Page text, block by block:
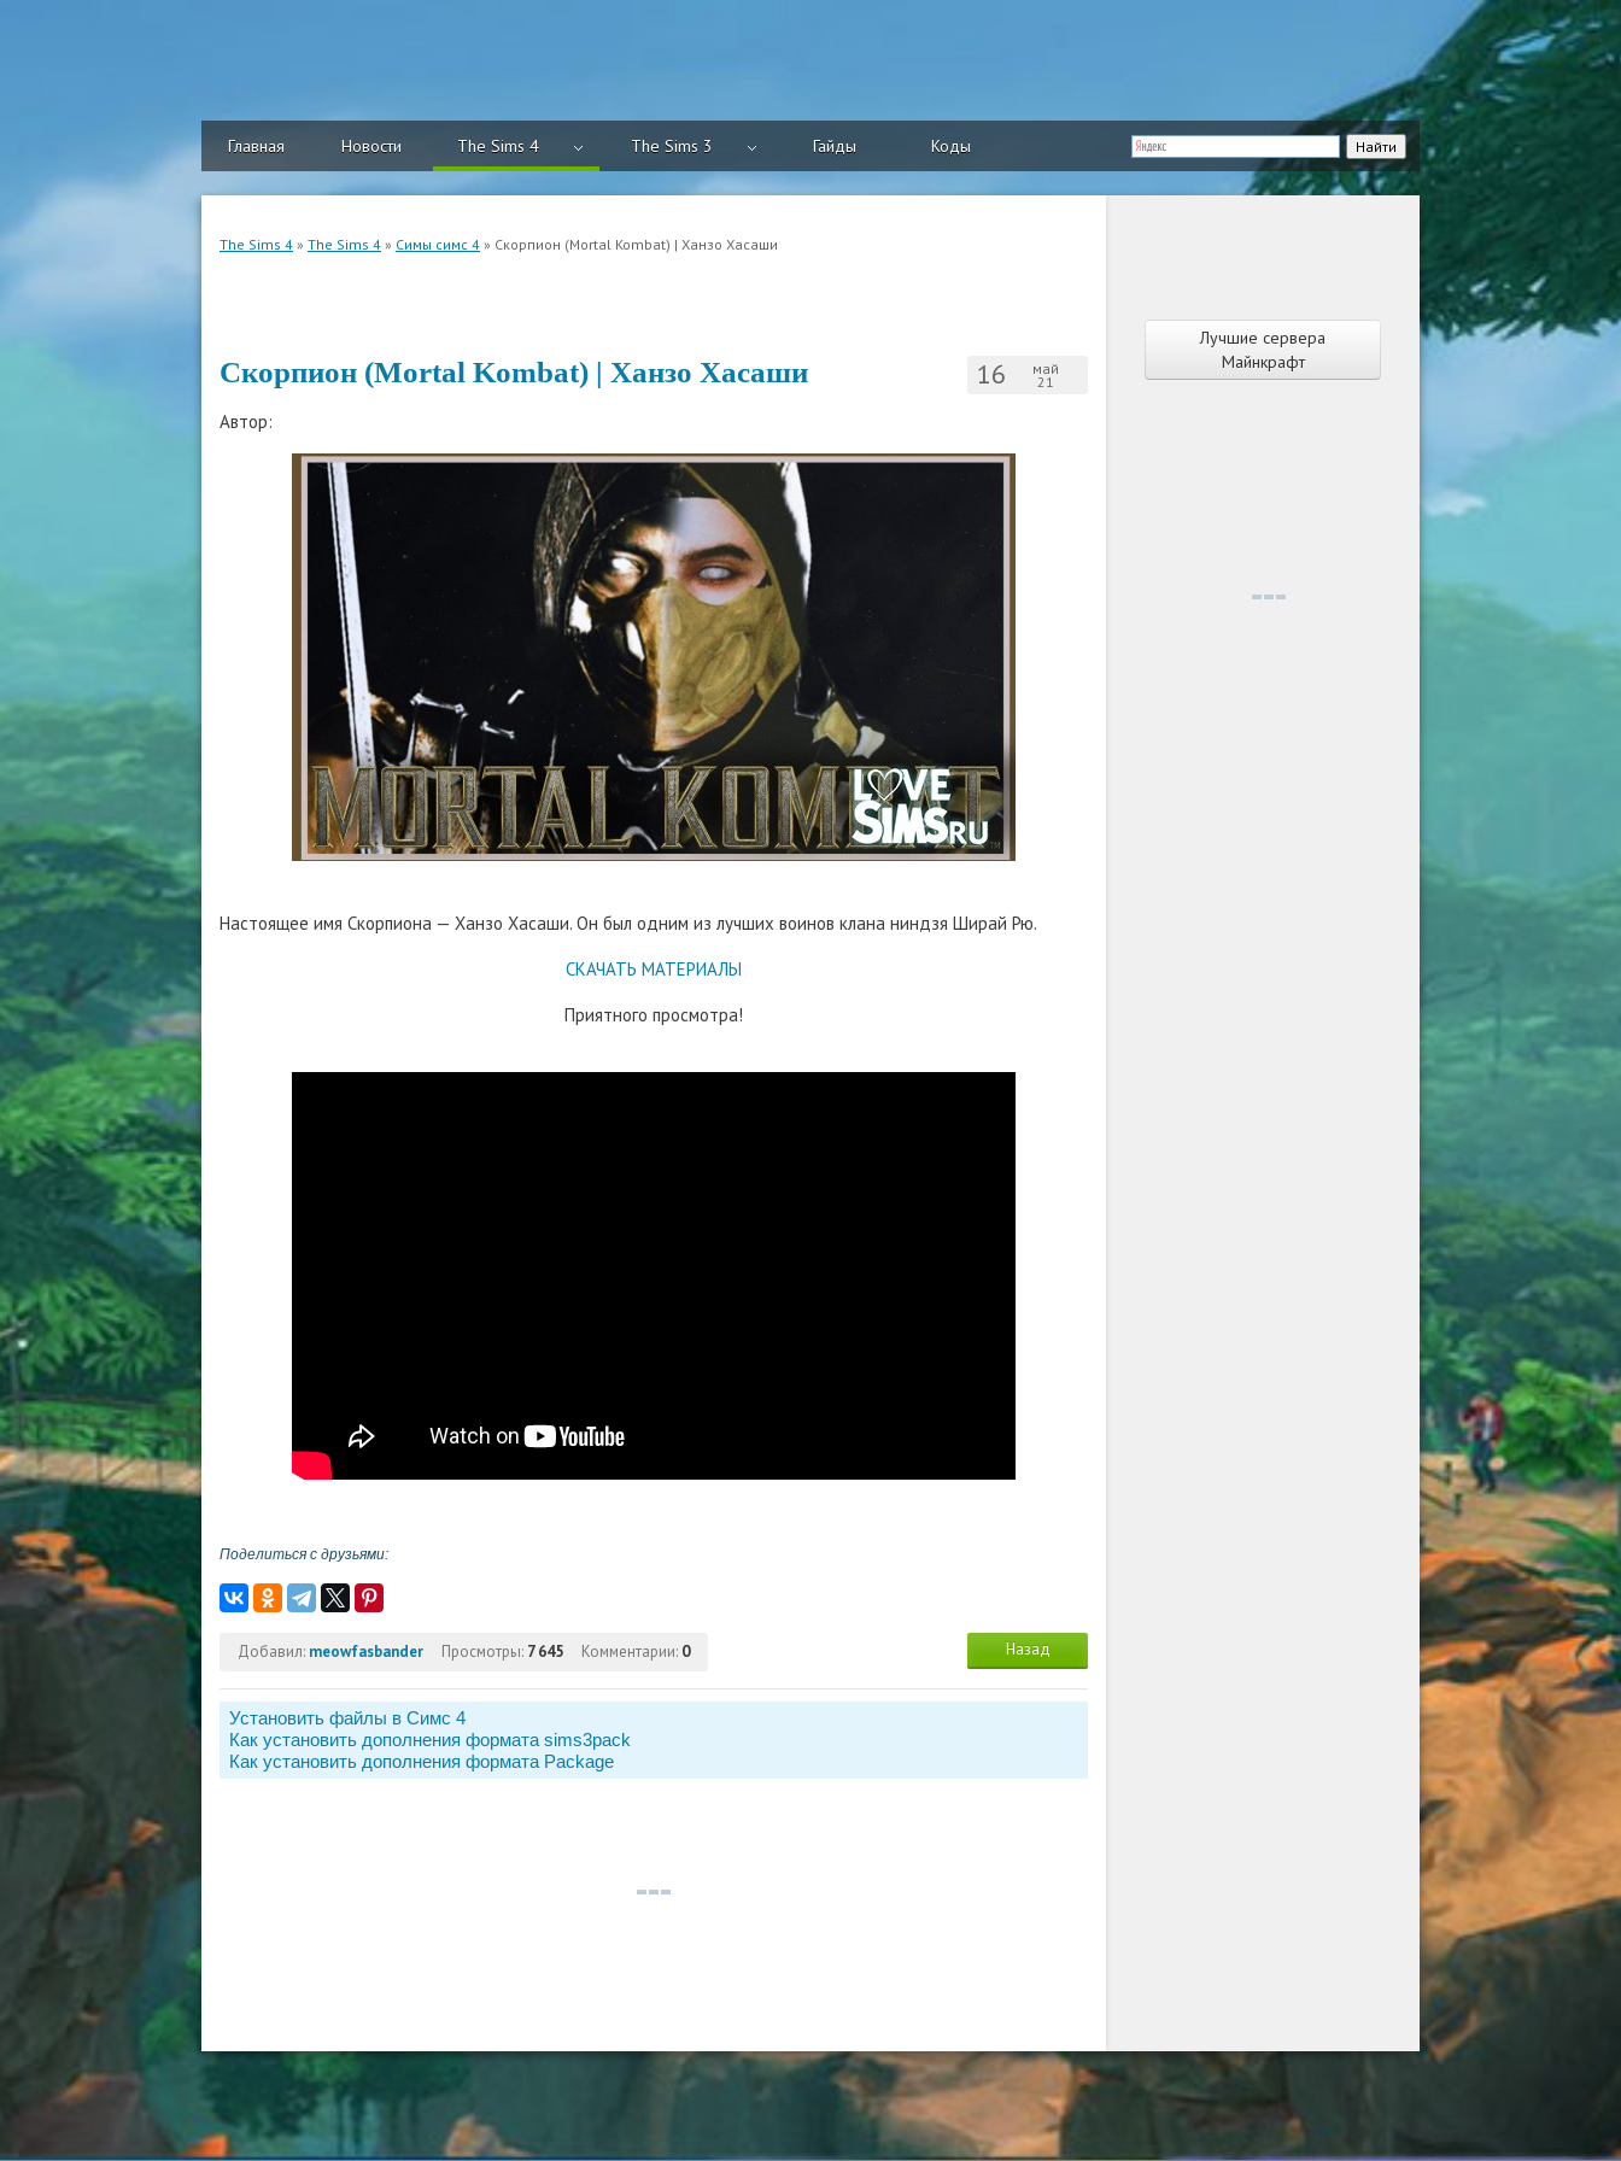
Главная Новости The Sims 4 The Sims 3 Гайды Коды
Лучшие сервера
Майнкрафт
The Sims 4 » The Sims 4 » Симы симс 4 » Скорпион (Mortal Kombat) | Ханзо Хасаши
16 май
21
Скорпион (Mortal Kombat) | Ханзо Хасаши
Автор:
Настоящее имя Скорпиона — Ханзо Хасаши. Он был одним из лучших воинов клана ниндзя Ширай Рю.
СКАЧАТЬ МАТЕРИАЛЫ
Приятного просмотра!
Поделиться с друзьями:
Назад
Добавил: meowfasbander Просмотры: 7 645 Комментарии: 0
Установить файлы в Симс 4
Как установить дополнения формата sims3pack
Как установить дополнения формата Package